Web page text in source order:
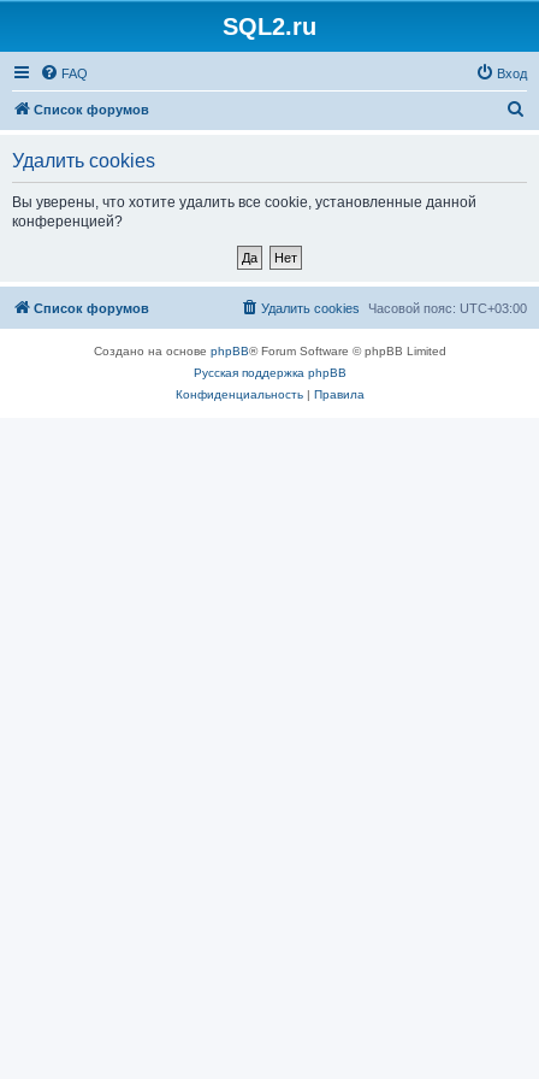
SQL2.ru
FAQ Вход
Список форумов
Удалить cookies
Вы уверены, что хотите удалить все cookie, установленные данной
конференцией?
Список форумов Часовой пояс: UTC+03:00
Удалить cookies
Создано на основе phpBB® Forum Software © phpBB Limited
Русская поддержка phpBB
Конфиденциальность| Правила